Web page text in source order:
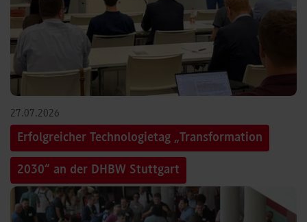
27.07.2026
Erfolgreicher Technologietag „Transformation
2030“ an der DHBW Stuttgart